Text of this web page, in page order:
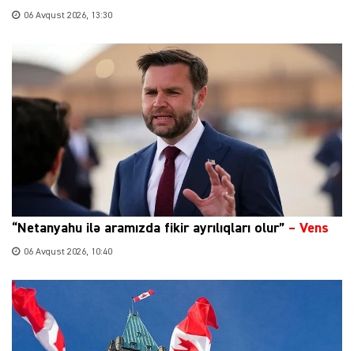
06 Avqust 2026, 13:30
“Netanyahu ilə aramızda fikir ayrılıqları olur” – Vens
06 Avqust 2026, 10:40